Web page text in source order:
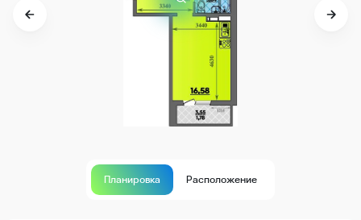
Планировка Расположение